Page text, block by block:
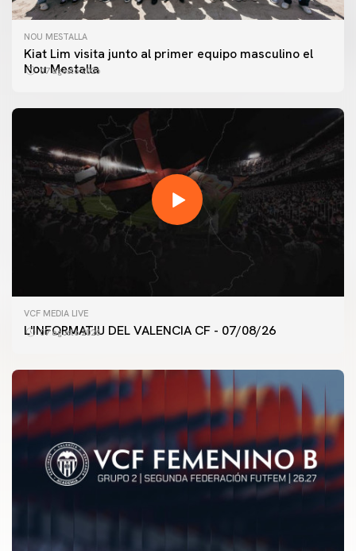
NOU MESTALLA
Kiat Lim visita junto al primer equipo masculino el
Nou Mestalla
07 agosto 2026
VCF MEDIA LIVE
L'INFORMATIU DEL VALENCIA CF - 07/08/26
07 agosto 2026